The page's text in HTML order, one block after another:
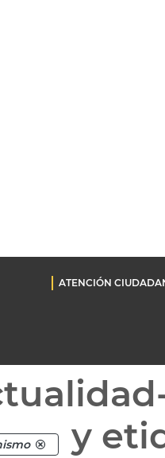
ATENCIÓN
y